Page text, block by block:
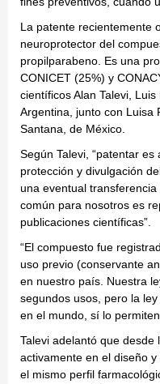
La patente recientemente
neuroprotector del
propilparabeno. Es una
CONICET (25%) y
científicos Alan Talevi,
Argentina, junto con Luisa
Santana, de México.
Según Talevi, “patentar
protección y divulgación
una eventual
común para nosotros es
publicaciones científicas”.
“El compuesto fue
uso previo (conservante
en nuestro país. Nuestra
segundos usos, pero la
en el mundo, sí lo
Talevi adelantó que desde
activamente en el diseño
el mismo perfil